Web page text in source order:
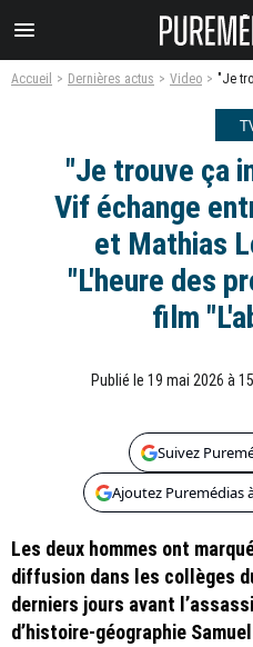
menu
Accueil Dernières actus Video "Je trouve ça
"Je trouve ça
Vif échange
et Mathias
"L'heure des
film
Publié le 19 mai 2026 à
Suivez
Ajoutez Puremédias
Les deux hommes ont
diffusion dans les collèges
derniers jours avant
d’histoire-géographie